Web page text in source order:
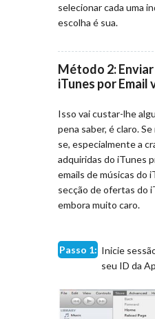
selecionar cada uma
escolha é sua.
Método 2:
iTunes por
Isso vai custar-lhe
pena saber, é claro.
se, especialmente a
adquiridas do iTunes
emails de músicas do
secção de ofertas do
embora muito caro.
Passo 1: Inicie
seu ID da